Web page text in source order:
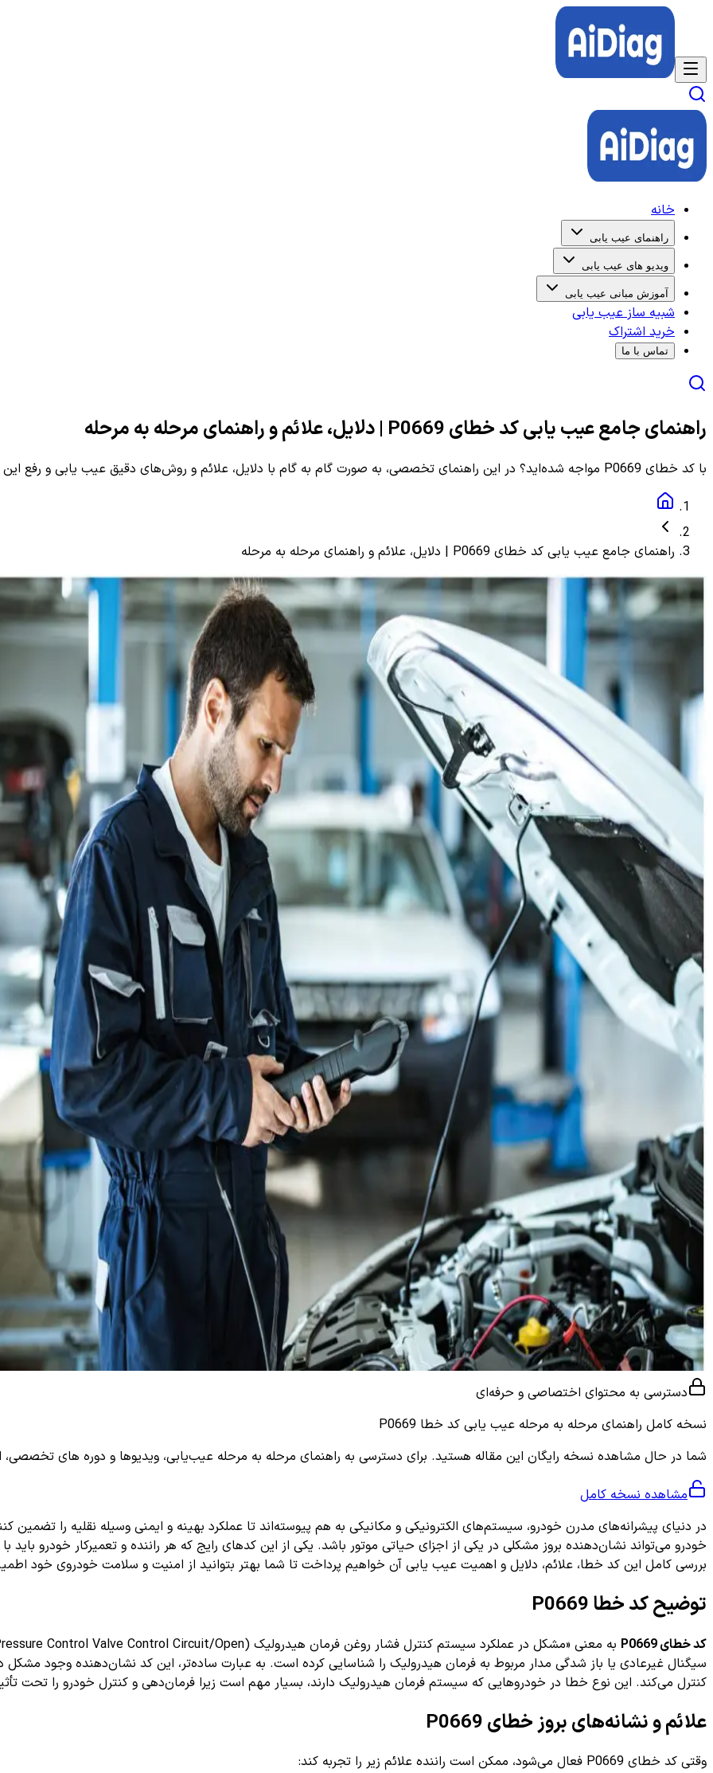
خانه
راهنمای عیب یابی
ویدیو های عیب یابی
آموزش مبانی عیب یابی
شبیه ساز عیب یابی
خرید اشتراک
تماس با ما
راهنمای جامع عیب یابی کد خطای P0669 | دلایل، علائم و راهنمای مرحله به مرحله
با کد خطای P0669 مواجه شده‌اید؟ در این راهنمای تخصصی، به صورت گام به گام با دلایل، علائم و روش‌های دقیق عیب یابی و رفع این ارور آشنا شوید.
راهنمای جامع عیب یابی کد خطای P0669 | دلایل، علائم و راهنمای مرحله به مرحله
دسترسی به محتوای اختصاصی و حرفه‌ای
نسخه کامل راهنمای مرحله به مرحله عیب یابی کد خطا P0669
شما در حال مشاهده نسخه رایگان این مقاله هستید. برای دسترسی به راهنمای مرحله به مرحله عیب‌یابی، ویدیوها و دوره های تخصصی،
مشاهده نسخه کامل
در دنیای پیشرانه‌های مدرن خودرو، سیستم‌های الکترونیکی و مکانیکی به هم پیوسته‌اند تا عملکرد بهینه و ایمنی وسیله نقلیه را
بررسی کامل این کد خطا، علائم، دلایل و اهمیت عیب یابی آن خواهیم پرداخت تا شما بهتر بتوانید از امنیت و سلامت خودروی خود
توضیح کد خطا P0669
کد خطای P0669
سیگنال غیرعادی یا باز شدگی مدار مربوط به فرمان هیدرولیک را شناسایی کرده است. به عبارت ساده‌تر، این کد نشان‌دهنده وجود
کنترل می‌کند. این نوع خطا در خودروهایی که سیستم فرمان هیدرولیک دارند، بسیار مهم است زیرا فرمان‌دهی و کنترل خودرو را تحت
علائم و نشانه‌های بروز خطای P0669
وقتی کد خطای P0669 فعال می‌شود، ممکن است راننده علائم زیر را تجربه کند: